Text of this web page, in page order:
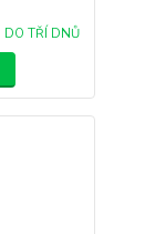
DO TŘÍ DNŮ